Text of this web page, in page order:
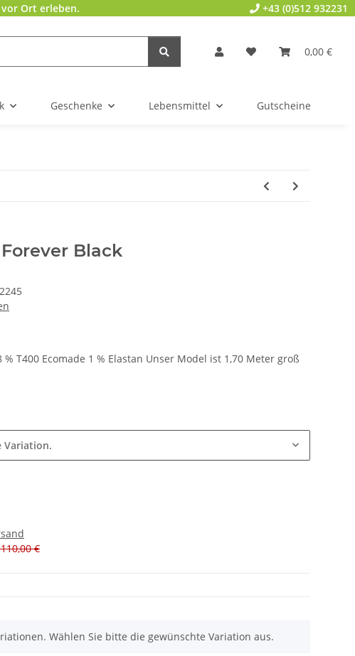
vor Ort erleben. +43 (0)512 932231
0,00 €
Geschenke Lebensmittel Gutscheine
Black
% T400 Ecomade 1 % Elastan Unser Model ist 1,70 Meter groß
Variation.
€
Wählen Sie bitte die gewünschte Variation aus.